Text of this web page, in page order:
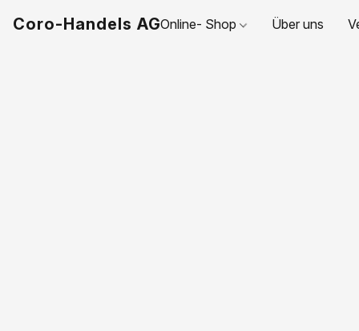
Coro-Handels AGOnline- Shop Über uns